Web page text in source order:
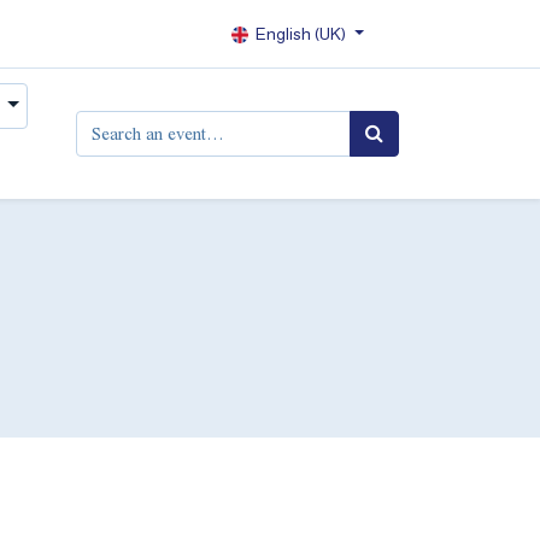
English (UK)